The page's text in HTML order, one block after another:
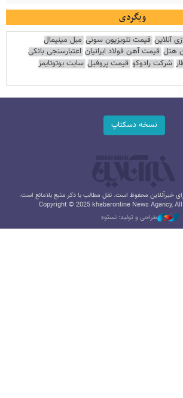
وبگردی
آنلاین قیمت تلویزیون سونی مبل مینیمال
هتل قیمت آهن فولاد ایرانیان اعتبارسنجی بانکی
شرکت رادوکو قیمت پروفیل سایت یوتوتایمز
نسخه دسکتاپ
خبرآنلاین محفوظ است. نقل مطالب با ذکر منبع بلامانع است.
Copyright © 2025 khabaronline News Agancy,
طراحی و تولید: نستوه